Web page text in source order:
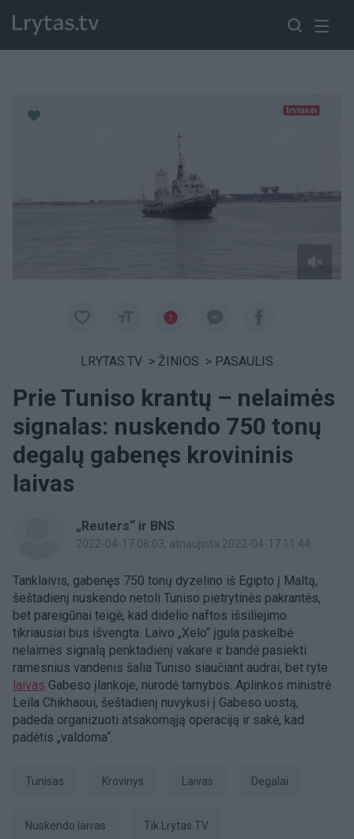
LRYTAS.TV > ŽINIOS > PASAULIS
Prie Tuniso krantų – nelaimės
signalas: nuskendo 750 tonų
degalų gabenęs krovininis
laivas
„Reuters“ ir BNS
2022-04-17 08:03, atnaujinta 2022-04-17 11:44
Tanklaivis, gabenęs 750 tonų dyzelino iš Egipto į Maltą,
šeštadienį nuskendo netoli Tuniso pietrytinės pakrantės,
bet pareigūnai teigė, kad didelio naftos išsiliejimo
tikriausiai bus išvengta. Laivo „Xelo“ įgula paskelbė
nelaimės signalą penktadienį vakare ir bandė pasiekti
ramesnius vandenis šalia Tuniso siaučiant audrai, bet ryte
laivas Gabeso įlankoje, nurodė tarnybos. Aplinkos ministrė
Leila Chikhaoui, šeštadienį nuvykusi į Gabeso uostą,
padeda organizuoti atsakomąją operaciją ir sakė, kad
padėtis „valdoma“.
Tunisas krovinys laivas degalai
nuskendo laivas tik Lrytas.TV